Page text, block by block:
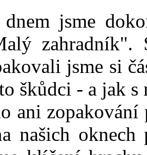
dnem jsme
zahradník".
jsme si
škůdci - a jak s
ani
našich oknech